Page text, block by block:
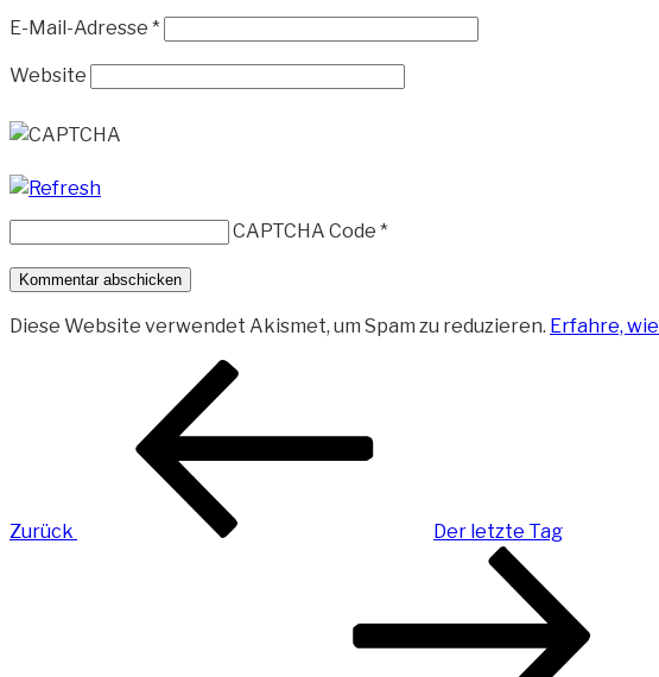
E-Mail-Adresse *
Website
CAPTCHA Code *
Diese Website verwendet Akismet, um Spam zu reduzieren. Erfahre,
Beitragsnavigation
Zurück
Der letzte Tag